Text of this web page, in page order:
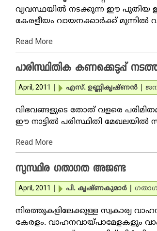
വ്യവസ്ഥയില്‍ നടക്കുന്ന ഈ പുതിയ
കേരളീയം വായനക്കാര്‍ക്ക് മുന്നില്‍
Read More
പാരിസ്ഥിതിക കണക്കെടുപ്പ്
April, 2011 എസ്. ഉണ്ണികൃഷ്ണന്‍
വിഭവങ്ങളുടെ തോത് വളരെ
ഈ നാട്ടില്‍ പരിസ്ഥിതി മേഖലയില്‍
Read More
സുസ്ഥിര ഗതാഗത അജണ്ട
April, 2011 പി. കൃഷ്ണകുമാര്‍
നിരത്തുകളിലേക്കുള്ള സ്വകാര്യ
കേരളം. വാഹനവായ്പാമേളകളും